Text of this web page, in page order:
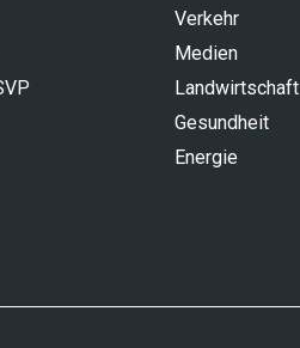
Verkehr
Medien
Landwirt­schaft
Gesundheit
Energie